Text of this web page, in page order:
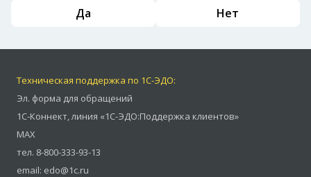
Да Нет
Техническая поддержка по 1С-ЭДО:
Эл. форма для обращений
1С-Коннект,линия «1С-ЭДО:Поддержка клиентов»
MAX
тел. 8-800-333-93-13
email: edo@1c.ru